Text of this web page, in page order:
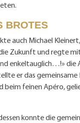
BROTES
auch Michael
Zukunft und regte
enkeltauglich…!» die
er das
beim feinen Apéro,
konnte die